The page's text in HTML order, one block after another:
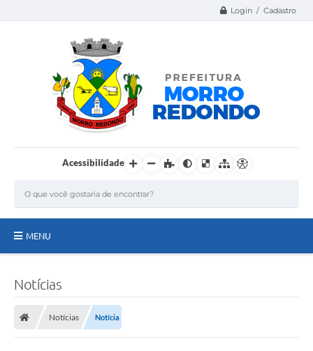
Login / Cadastro
Acessibilidade
MENU
Secretarias
Notícias
Notícias Notícia